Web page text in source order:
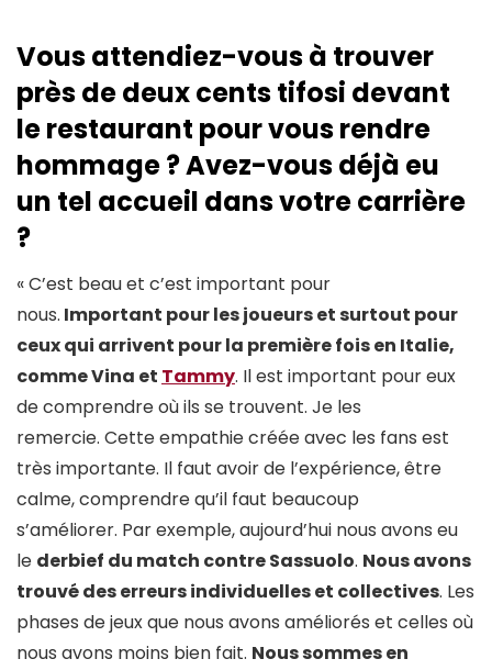
Vous attendiez-vous à trouver
près de deux cents tifosi devant
le restaurant pour vous rendre
hommage ? Avez-vous déjà eu
un tel accueil dans votre carrière
?
« C’est beau et c’est important pour
nous. Important pour les joueurs et surtout pour
ceux qui arrivent pour la première fois en Italie,
comme Vina et Tammy. Il est important pour eux
de comprendre où ils se trouvent. Je les
remercie. Cette empathie créée avec les fans est
très importante. Il faut avoir de l’expérience, être
calme, comprendre qu’il faut beaucoup
s’améliorer. Par exemple, aujourd’hui nous avons eu
le derbief du match contre Sassuolo. Nous avons
trouvé des erreurs individuelles et collectives. Les
phases de jeux que nous avons améliorés et celles où
nous avons moins bien fait. Nous sommes en